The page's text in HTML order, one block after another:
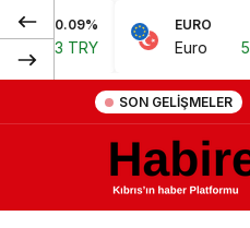
EURO 0.46%
Euro 52,83 TRY
SON GELIŞMELER